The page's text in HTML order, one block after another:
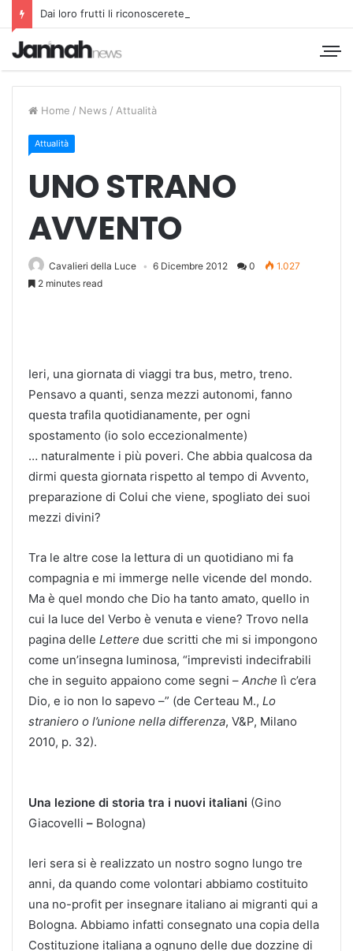
Dai loro frutti li riconoscerete
Home / News / Attualità
Attualità
UNO STRANO
AVVENTO
Cavalieri della Luce 6 Dicembre 2012 0
1.027
2 minutes read
Ieri, una giornata di viaggi tra bus, metro, treno.
Pensavo a quanti, senza mezzi autonomi, fanno
questa trafila quotidianamente, per ogni
spostamento (io solo eccezionalmente)
… naturalmente i più poveri. Che abbia qualcosa da
dirmi questa giornata rispetto al tempo di Avvento,
preparazione di Colui che viene, spogliato dei suoi
mezzi divini?
Tra le altre cose la lettura di un quotidiano mi fa
compagnia e mi immerge nelle vicende del mondo.
Ma è quel mondo che Dio ha tanto amato, quello in
cui la luce del Verbo è venuta e viene? Trovo nella
pagina delle Lettere due scritti che mi si impongono
come un’insegna luminosa, “imprevisti indecifrabili
che in seguito appaiono come segni – Anche lì c’era
Dio, e io non lo sapevo –” (de Certeau M., Lo
straniero o l’unione nella differenza, V&P, Milano
2010, p. 32).
Una lezione di storia tra i nuovi italiani (Gino
Giacovelli – Bologna)
Ieri sera si è realizzato un nostro sogno lungo tre
anni, da quando come volontari abbiamo costituito
una no-profit per insegnare italiano ai migranti qui a
Bologna. Abbiamo infatti consegnato una copia della
Costituzione italiana a ognuno delle due dozzine di